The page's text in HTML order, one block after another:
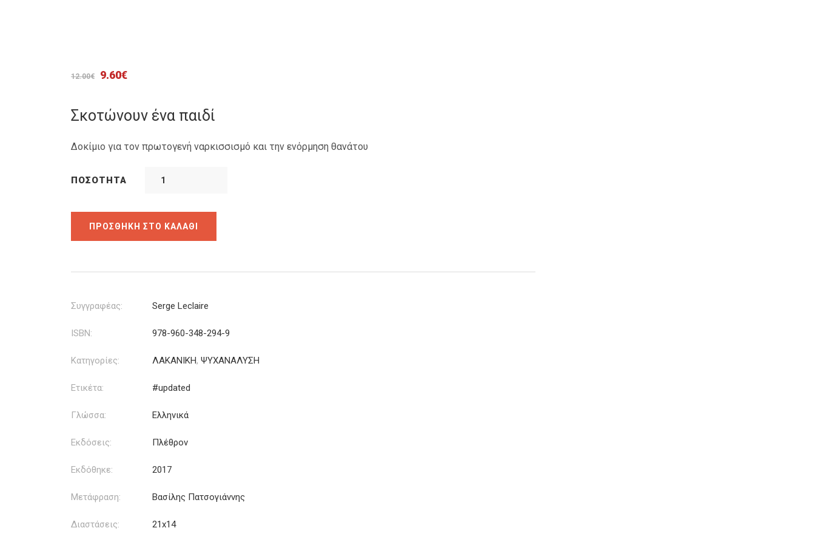
12.00€
Original
was:
12.00€.
9.60€Η
είναι:
9.60€.
Σκοτώνουν ένα παιδί
Δοκίμιο για τον πρωτογενή ναρκισσισμό και την ενόρμηση θανάτου
ΠΟΣΌΤΗΤΑ
ΠΡΟΣΘΉΚΗ ΣΤΟ ΚΑΛΆΘΙ
Συγγραφέας: Serge Leclaire
ISBN: 978-960-348-294-9
Κατηγορίες: ΛΑΚΑΝΙΚΗ, ΨΥΧΑΝΑΛΥΣΗ
Ετικέτα: #updated
Γλώσσα: Ελληνικά
Εκδόσεις: Πλέθρον
Εκδόθηκε: 2017
Μετάφραση: Βασίλης Πατσογιάννης
Διαστάσεις: 21x14